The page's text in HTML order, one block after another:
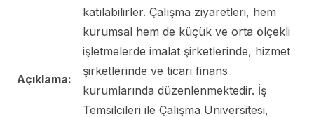
Açıklama:
katılabilirler. Çalışma ziyaretleri, hem
kurumsal hem de küçük ve orta ölçekli
işletmelerde imalat şirketlerinde, hizmet
şirketlerinde ve ticari finans
kurumlarında düzenlenmektedir. İş
Temsilcileri ile Çalışma Üniversitesi,